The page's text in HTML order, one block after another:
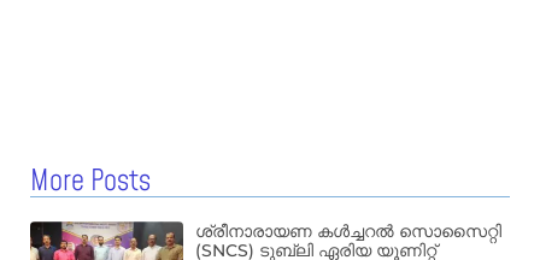
More Posts
ശ്രീനാരായണ കൾച്ചറൽ സൊസൈറ്റി
(SNCS) ടുബ്ലി ഏരിയ യൂണിറ്റ്